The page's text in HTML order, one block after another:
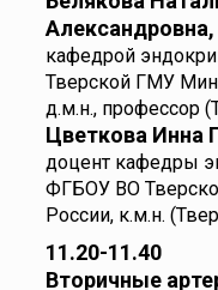
Александровна,
кафедрой
Тверской ГМУ
д.м.н., профессор
Цветкова Инна
доцент кафедры
ФГБОУ ВО
России, к.м.н.
11.20-11.40
Вторичные